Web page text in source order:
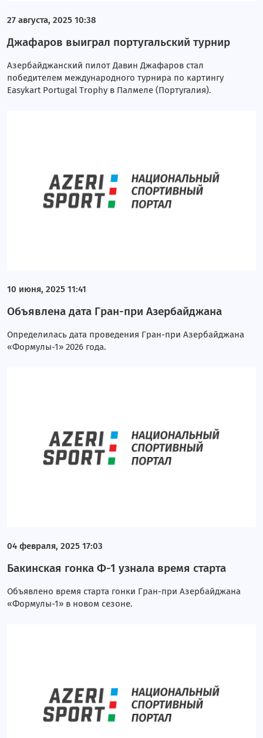
27 августа, 2025 10:38
Джафаров выиграл португальский турнир
Азербайджанский пилот Давин Джафаров стал
победителем международного турнира по картингу
Easykart Portugal Trophy в Палмеле (Португалия).
10 июня, 2025 11:41
Объявлена дата Гран-при Азербайджана
Определилась дата проведения Гран-при Азербайджана
«Формулы-1» 2026 года.
04 февраля, 2025 17:03
Бакинская гонка Ф-1 узнала время старта
Объявлено время старта гонки Гран-при Азербайджана
«Формулы-1» в новом сезоне.